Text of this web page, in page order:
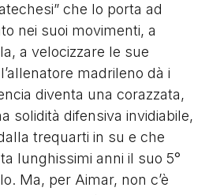
che lo porta ad
nei suoi movimenti, a
a velocizzare le sue
madrileno dà i
diventa una corazzata,
solidità difensiva invidiabile,
trequarti in su e che
lunghissimi anni il suo 5°
Ma, per Aimar, non c’è